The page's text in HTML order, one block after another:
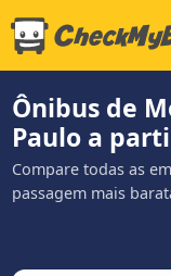
Ônibus de
Paulo a
Compare todas as
passagem mais